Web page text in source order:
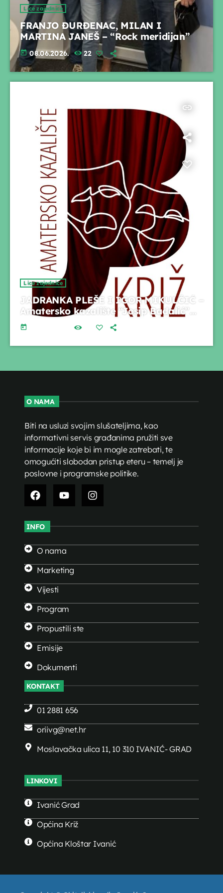
Lice zajednice
FRANJO ĐURĐENAC, MILAN I
MARTINA JANEŠ – “Rock meridijan”
today 08.06.2026. 22
insert_link
Lice zajednice
JADRANKA PLEŠE I IGOR MIKULČIĆ –
Amatersko kazalište “Josip Badalić”
Križ
today
O NAMA
Biti na usluzi svojim slušateljima, kao
informativni servis građanima pružiti sve
informacije koje bi im mogle zatrebati, te
omogućiti slobodan pristup eteru – temelj je
poslovne i programske politike.
INFO
O nama
Marketing
Vijesti
Program
Propustili ste
Emisije
Dokumenti
KONTAKT
01 2881 656
oriivg@net.hr
Moslavačka ulica 11, 10 310 IVANIĆ- GRAD
LINKOVI
Ivanić Grad
Općina Križ
Općina Kloštar Ivanić